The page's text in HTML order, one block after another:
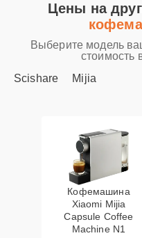
Цены на
Выберите модель
стоимость
Scishare
Mijia
Кофемашина
Xiaomi Mijia
Capsule Coffee
Machine N1